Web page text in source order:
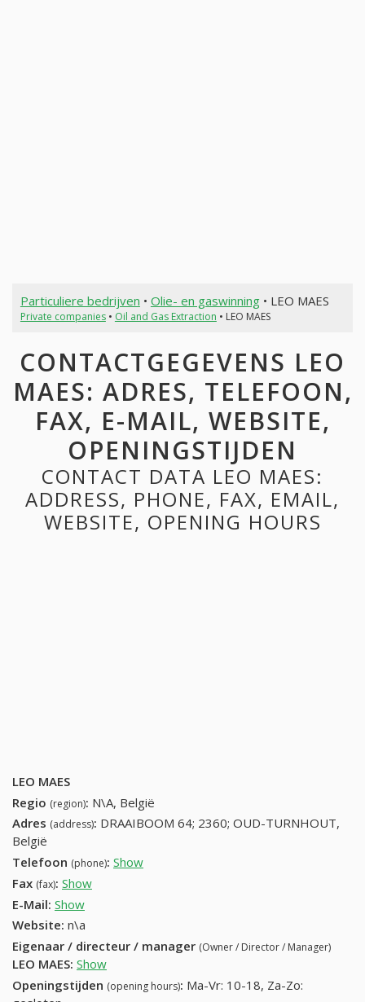
Particuliere bedrijven • Olie- en gaswinning• LEO MAES
Private companies• Oil and Gas Extraction • LEO MAES
CONTACTGEGEVENS LEO
MAES: ADRES, TELEFOON,
FAX, E-MAIL, WEBSITE,
OPENINGSTIJDEN
CONTACT DATA LEO MAES:
ADDRESS, PHONE, FAX, EMAIL,
WEBSITE, OPENING HOURS
LEO MAES
Regio (region): N\A, België
Adres (address): DRAAIBOOM 64; 2360; OUD-TURNHOUT,
België
Telefoon (phone): Show
Fax (fax): Show
E-Mail: Show
Website: n\a
Eigenaar / directeur / manager (Owner / Director / Manager)
LEO MAES: Show
Openingstijden (opening hours): Ma-Vr: 10-18, Za-Zo: